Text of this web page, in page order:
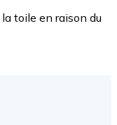
toile en raison du